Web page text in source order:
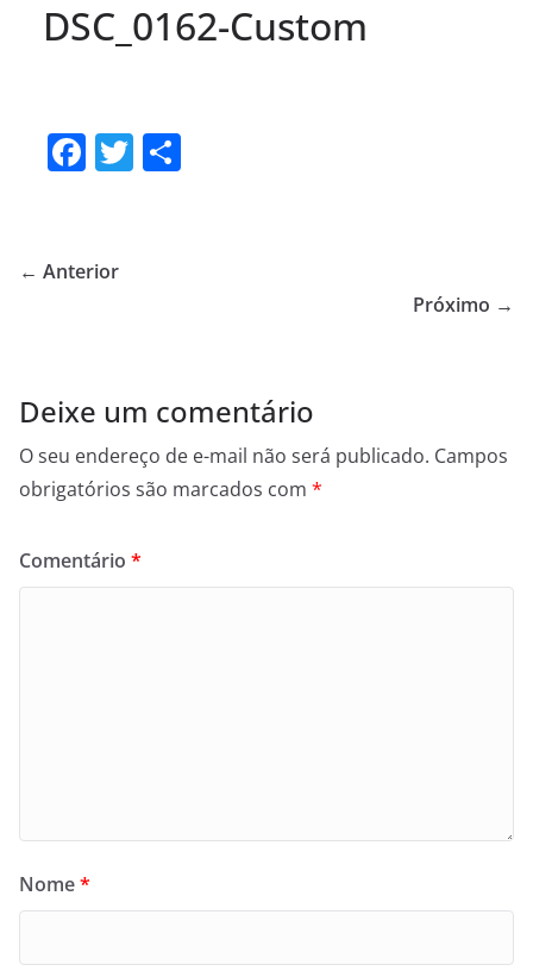
DSC_0162-Custom
F
e
k
T
← Anterior
Próximo →
Deixe um comentário
O seu endereço de e-mail não será publicado. Campos
obrigatórios são marcados com *
Comentário *
Nome*